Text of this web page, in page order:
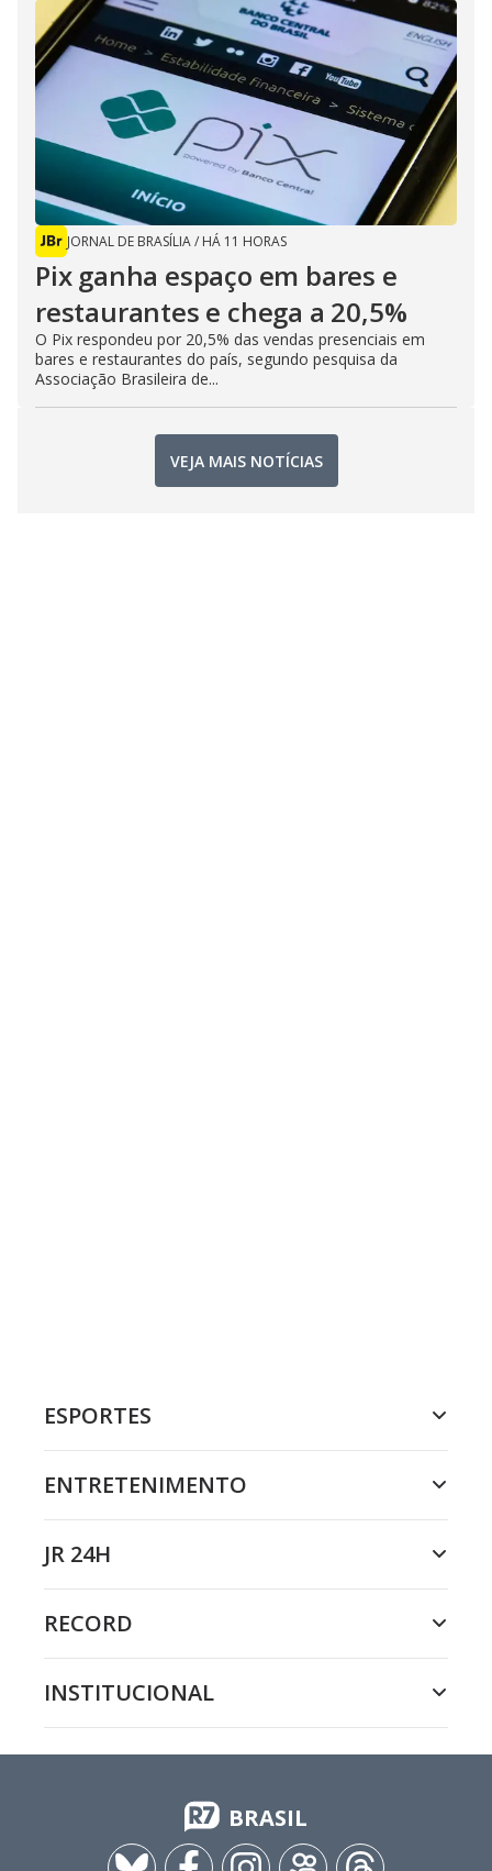
JORNAL DE BRASÍLIA/ HÁ 11 HORAS
Pix ganha espaço em bares e
restaurantes e chega a 20,5%
O Pix respondeu por 20,5% das vendas presenciais em
bares e restaurantes do país, segundo pesquisa da
Associação Brasileira de...
VEJA MAIS NOTÍCIAS
ESPORTES
ENTRETENIMENTO
JR 24H
RECORD
INSTITUCIONAL
BRASIL